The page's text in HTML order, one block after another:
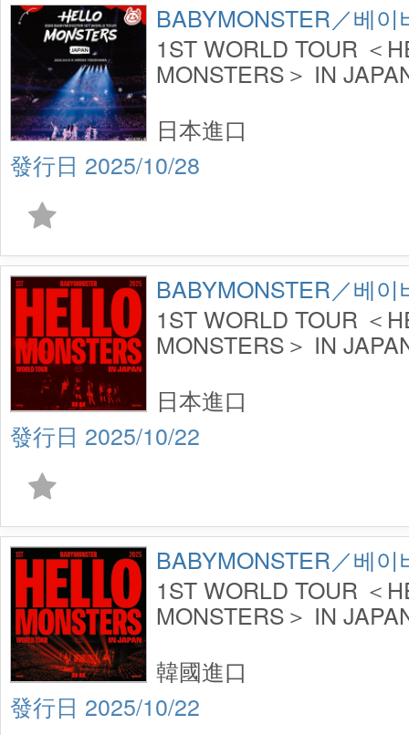
BABYMONSTER／베이
1ST WORLD TOUR ＜
MONSTERS＞ IN
常盤＞
2025/10/28
日本進口
BABYMONSTER／베이
1ST WORLD TOUR ＜
MONSTERS＞ IN
定盤】(CD)
2025/10/22
日本進口
BABYMONSTER／베이
1ST WORLD TOUR ＜
MONSTERS＞ IN
2025/10/22
韓國進口